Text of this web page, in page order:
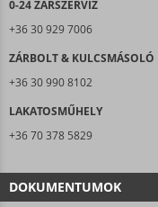
0-24 ZÁRSZERVIZ
+36 30 929 7006
ZÁRBOLT & KULCSMÁSOLÓ
+36 30 990 8102
LAKATOSMŰHELY
+36 70 378 5829
DOKUMENTUMOK